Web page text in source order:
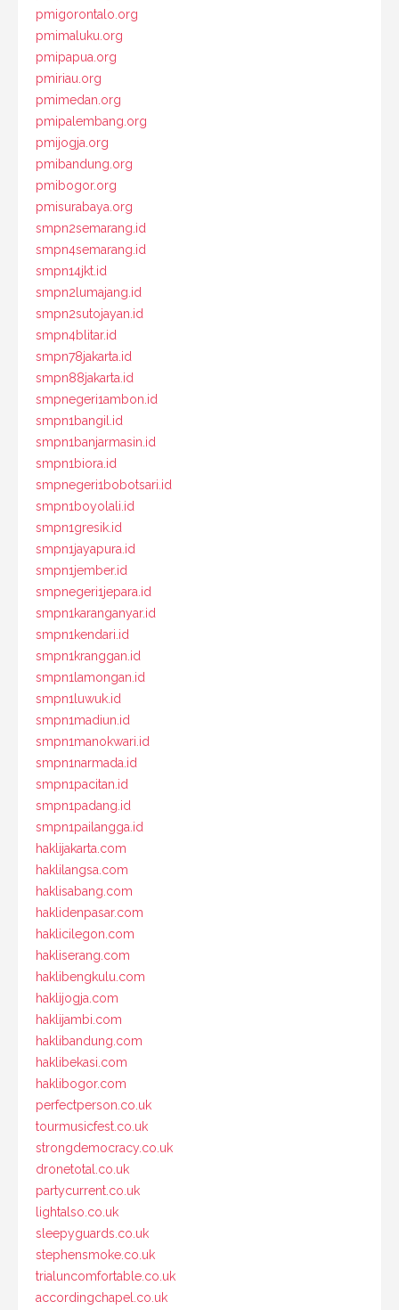
pmigorontalo.org
pmimaluku.org
pmipapua.org
pmiriau.org
pmimedan.org
pmipalembang.org
pmijogja.org
pmibandung.org
pmibogor.org
pmisurabaya.org
smpn2semarang.id
smpn4semarang.id
smpn14jkt.id
smpn2lumajang.id
smpn2sutojayan.id
smpn4blitar.id
smpn78jakarta.id
smpn88jakarta.id
smpnegeri1ambon.id
smpn1bangil.id
smpn1banjarmasin.id
smpn1biora.id
smpnegeri1bobotsari.id
smpn1boyolali.id
smpn1gresik.id
smpn1jayapura.id
smpn1jember.id
smpnegeri1jepara.id
smpn1karanganyar.id
smpn1kendari.id
smpn1kranggan.id
smpn1lamongan.id
smpn1luwuk.id
smpn1madiun.id
smpn1manokwari.id
smpn1narmada.id
smpn1pacitan.id
smpn1padang.id
smpn1pailangga.id
haklijakarta.com
haklilangsa.com
haklisabang.com
haklidenpasar.com
haklicilegon.com
hakliserang.com
haklibengkulu.com
haklijogja.com
haklijambi.com
haklibandung.com
haklibekasi.com
haklibogor.com
perfectperson.co.uk
tourmusicfest.co.uk
strongdemocracy.co.uk
dronetotal.co.uk
partycurrent.co.uk
lightalso.co.uk
sleepyguards.co.uk
stephensmoke.co.uk
trialuncomfortable.co.uk
accordingchapel.co.uk